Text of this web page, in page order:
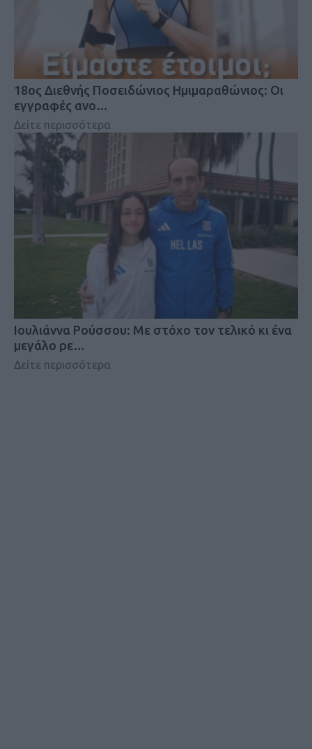
18oς Διεθνής Ποσειδώνιος Ημιμαραθώνιος: Οι
εγγραφές ανο…
Δείτε περισσότερα
Iουλιάννα Ρούσσου: Με στόχο τον τελικό κι ένα
μεγάλο ρε…
Δείτε περισσότερα